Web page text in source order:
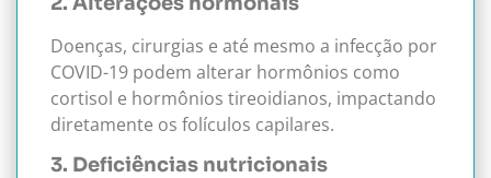
Doenças, cirurgias e até mesmo a infecção por
COVID-19 podem alterar hormônios como
cortisol e hormônios tireoidianos, impactando
diretamente os folículos capilares.
3. Deficiências nutricionais